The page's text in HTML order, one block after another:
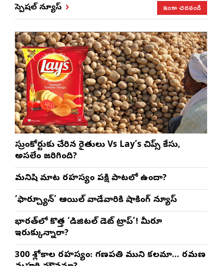
స్పెషల్ న్యూస్ ఇంకా చదవండి
సుప్రీంకోర్టుకు చేరిన రైతులు Vs Lay’s చిప్స్‌ కేసు,
అసలేం జరిగింది?
మనిషి మాట రహస్యం పక్షి పాటలో ఉందా?
‘ఫార్చ్యూన్’ ఆయిల్ వాడేవారికి షాకింగ్ న్యూస్
భారత్‌లో కొత్త ‘డిజిటల్ డెట్ ట్రాప్’! మీరూ
ఇరుక్కున్నారా?
300 శ్లోకాల రహస్యం: గణపతి ముని కలమా… రమణ